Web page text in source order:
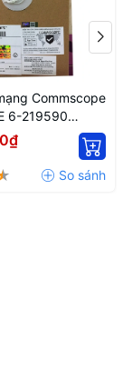
Commscope
6-219590